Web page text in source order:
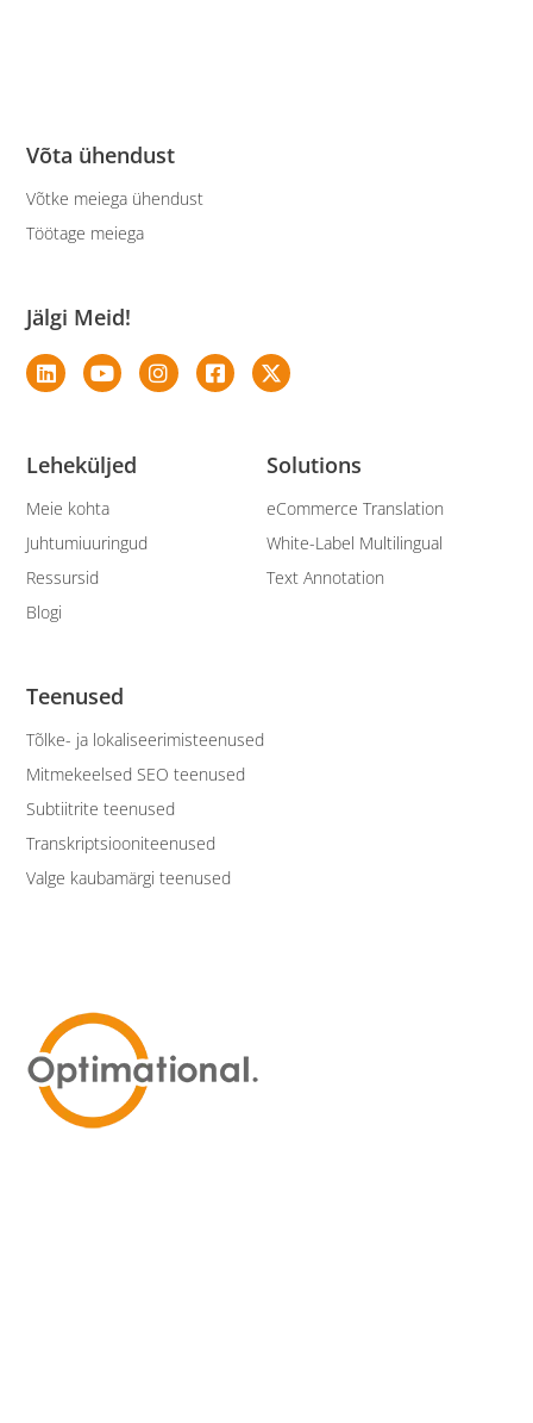
Teenused
Tõlke- ja lokaliseerimisteenused
Mitmekeelsed SEO teenused
Subtiitrite teenused
Transkriptsiooniteenused
Valge kaubamärgi teenused
Solutions
eCommerce Translation
White-Label Multilingual
Text Annotation
Leheküljed
Meie kohta
Juhtumiuuringud
Ressursid
Blogi
Võta ühendust
Võtke meiega ühendust
Töötage meiega
Jälgi Meid!